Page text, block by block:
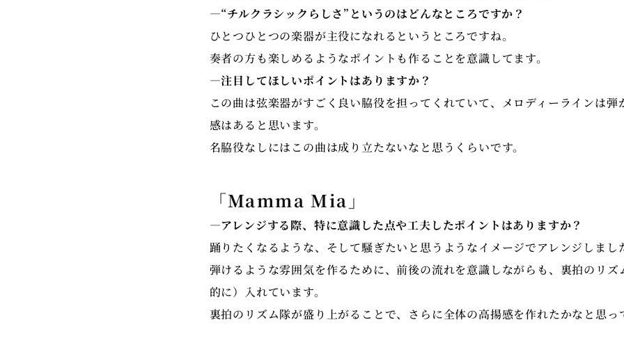
ーピアノリサイタルにソリストとして出演。2024
国民文化祭開会式において、天皇皇后両陛下ご臨席
ゥーランドットより「誰も寝てはならぬ」の室内
現在スクエア・エニックス公式YouTubeにて、フ
https://www.youtube.com/channel/
―“チルクラシックらしさ”というのはどんなところですか？
ひとつひとつの楽器が主役になれるというところですね。
奏者の方も楽しめるようなポイントも作ることを意識してます。
―注目してほしいポイントはありますか？
この曲は弦楽器がすごく良い脇役を担ってくれていて、メロディーラインは弾
感はあると思います。
名脇役なしにはこの曲は成り立たないなと思うくらいです。
「Mamma Mia」
―アレンジする際、特に意識した点や工夫したポイントはありますか？
踊りたくなるような、そして騒ぎたいと思うようなイメージでアレンジしまし
弾けるような雰囲気を作るために、前後の流れを意識しながらも、裏拍のリズ
的に）入れています。
裏拍のリズム隊が盛り上がることで、さらに全体の高揚感を作れたかなと思っ